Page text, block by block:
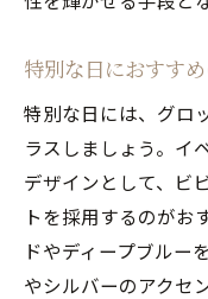
特別な日におすす
特別な日には、グロ
ラスしましょう。イ
デザインとして、ビ
トを採用するのがお
ドやディープブルー
やシルバーのアクセ